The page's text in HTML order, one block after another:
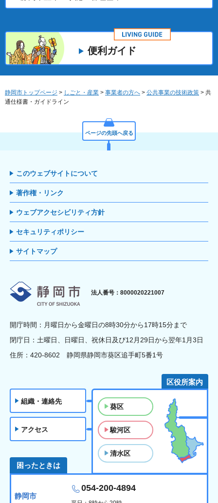
便利ガイド
静岡市トップページ > しごと・産業 > 事業者の方へ > 公共事業の技術政策 > 共
通仕様書・ガイドライン
ページの先頭へ戻る
このウェブサイトについて
著作権・リンク
ウェブアクセシビリティ方針
セキュリティポリシー
サイトマップ
静岡市
法人番号：8000020221007
開庁時間：月曜日から金曜日の8時30分から17時15分まで
閉庁日：土曜日、日曜日、祝休日及び12月29日から翌年1月3日
住所：420-8602 静岡県静岡市葵区追手町5番1号
組織・連絡先
アクセス
区役所案内
葵区
駿河区
清水区
困ったときは
静岡市
054-200-4894